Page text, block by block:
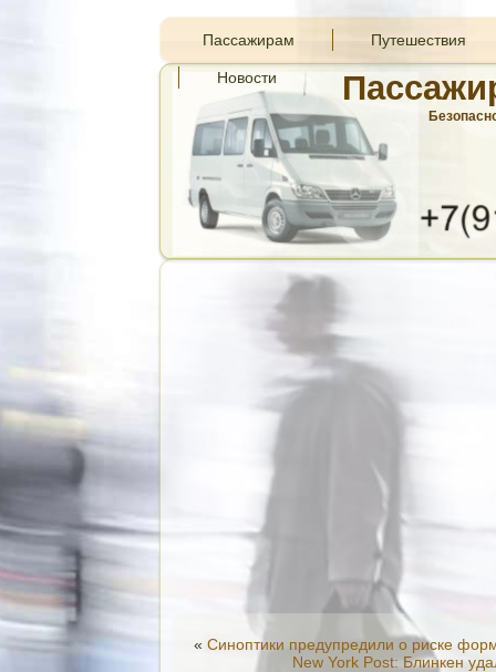
Пассажирам Путешествия
Новости
« Синоптики предупредили о риске
New York Post: Блинкен